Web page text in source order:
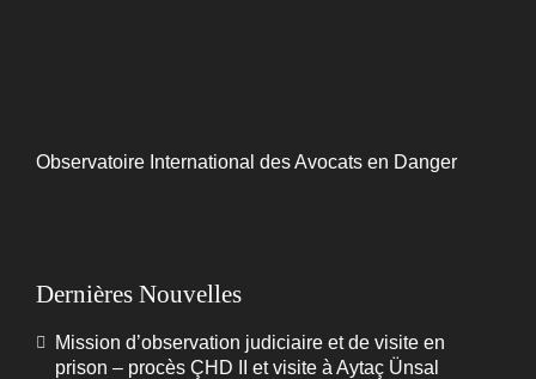
Observatoire International des Avocats en Danger
Dernières Nouvelles
Mission d’observation judiciaire et de visite en
prison – procès ÇHD II et visite à Aytaç Ünsal